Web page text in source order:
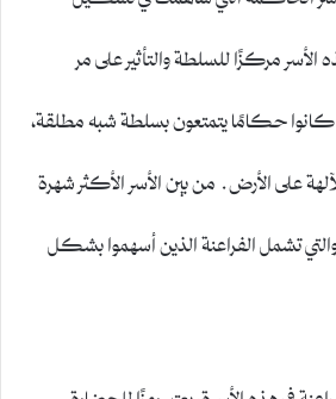
الأسر مركزًا للسلطة والتأثير على مر
كانوا حكامًا يتمتعون بسلطة شبه مطلقة،
على الأرض. من بين الأسر الأكثر شهرة
تشمل الفراعنة الذين أسهموا بشكل